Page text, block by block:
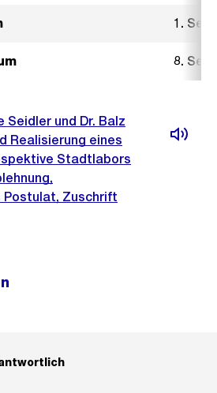
1.
8.
Seidler und Dr. Balz
Realisierung eines
Stadtlabors
Postulat, Zuschrift